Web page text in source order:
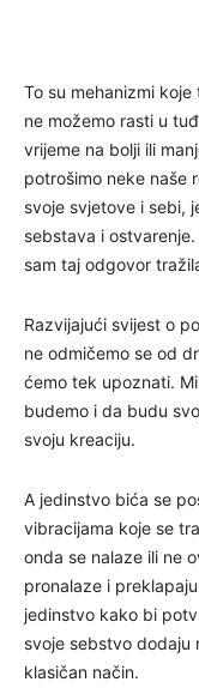
To su mehanizmi
ne možemo rasti u
vrijeme na bolji ili
potrošimo neke naše
svoje svjetove i sebi,
sebstava i
sam taj odgovor
Razvijajući svijest o
ne odmičemo se od
ćemo tek upoznati.
budemo i da budu
svoju kreaciju.
A jedinstvo bića se
vibracijama koje se
onda se nalaze ili ne
pronalaze i
jedinstvo kako bi
svoje sebstvo dodaju
klasičan način.